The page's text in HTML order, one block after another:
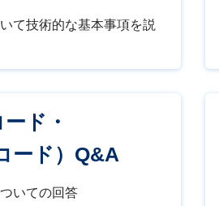
て技術的な基本事項を説
ド・
ード）Q&A
いての回答